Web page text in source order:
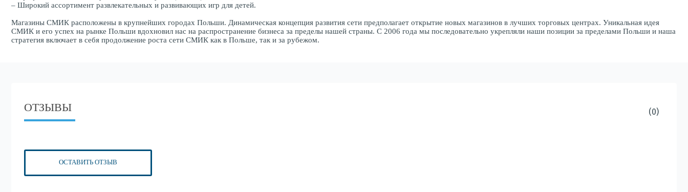
– Широкий ассортимент развлекательных и развивающих игр для детей.
Магазины СМИК расположены в крупнейших городах Польши. Динамическая концепция развития сети предполагает открытие новых магазинов в лучших торговых центрах. Уникальная идея
СМИК и его успех на рынке Польши вдохновил нас на распространение бизнеса за пределы нашей страны. С 2006 года мы последовательно укрепляли наши позиции за пределами Польши и наша
стратегия включает в себя продолжение роста сети СМИК как в Польше, так и за рубежом.
ОТЗЫВЫ (0)
ОСТАВИТЬ ОТЗЫВ